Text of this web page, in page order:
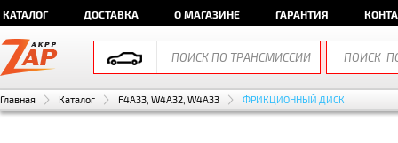
КАТАЛОГ ДОСТАВКА О МАГАЗИНЕ ГАРАНТИЯ
Главная Каталог F4A33, W4A32, W4A33 ФРИКЦИОННЫЙ ДИСК